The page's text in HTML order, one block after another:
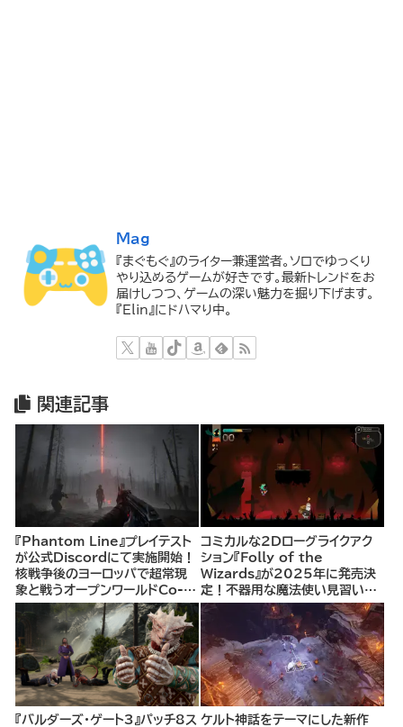
Mag
『まぐもぐ』のライター兼運営者。ソロでゆっくり
やり込めるゲームが好きです。最新トレンドをお
届けしつつ、ゲームの深い魅力を掘り下げます。
『Elin』にドハマり中。
関連記事
『Phantom Line』プレイテスト
が公式Discordにて実施開始！
核戦争後のヨーロッパで超常現
象と戦うオープンワールドCo-
opシューター
コミカルな2Dローグライクアク
ション『Folly of the
Wizards』が2025年に発売決
定！不器用な魔法使い見習いと
して、ランダム生成ダンジョンを
探索し、世界を救う冒険へ。
『バルダーズ・ゲート3』パッチ8ス ケルト神話をテーマにした新作